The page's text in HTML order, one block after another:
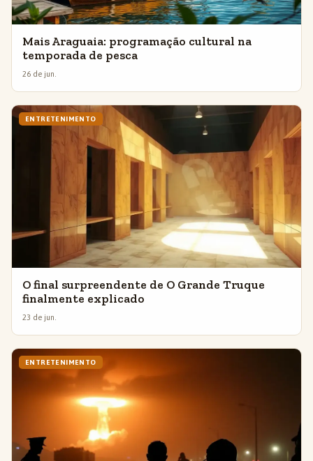
Mais Araguaia: programação cultural na
temporada de pesca
26 de jun.
ENTRETENIMENTO
O final surpreendente de O Grande Truque
finalmente explicado
23 de jun.
ENTRETENIMENTO